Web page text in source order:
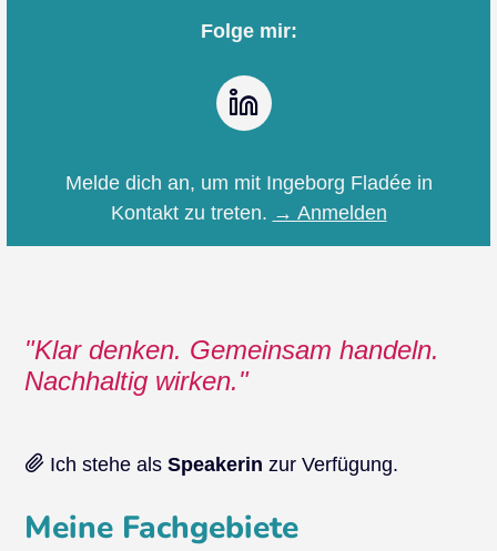
Folge mir:
Melde dich an, um mit Ingeborg Fladée in
Kontakt zu treten. → Anmelden
Klar denken. Gemeinsam handeln.
Nachhaltig wirken.
Ich stehe alsSpeakerin zur Verfügung.
Meine Fachgebiete